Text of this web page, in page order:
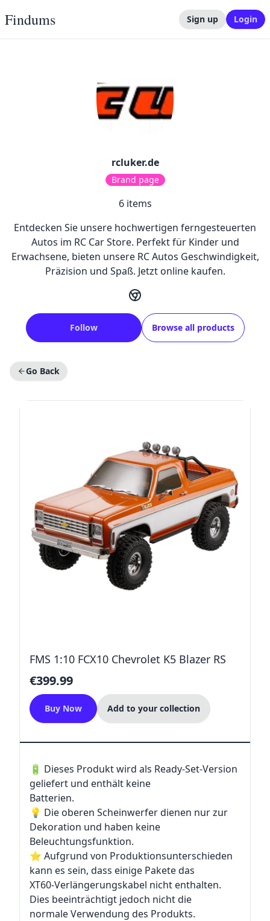
Findums Sign up Login
rcluker.de
Brand page
6items
Entdecken Sie unsere hochwertigen ferngesteuerten
Autos im RC Car Store. Perfekt für Kinder und
Erwachsene, bieten unsere RC Autos Geschwindigkeit,
Präzision und Spaß. Jetzt online kaufen.
Follow Browse all products
Go Back
FMS 1:10 FCX10 Chevrolet K5 Blazer RS
€399.99
Buy Now Add to your collection
🔋 Dieses Produkt wird als Ready-Set-Version
geliefert und enthält keine
Batterien.
💡 Die oberen Scheinwerfer dienen nur zur
Dekoration und haben keine
Beleuchtungsfunktion.
⭐ Aufgrund von Produktionsunterschieden
kann es sein, dass einige Pakete das
XT60-Verlängerungskabel nicht enthalten.
Dies beeinträchtigt jedoch nicht die
normale Verwendung des Produkts.